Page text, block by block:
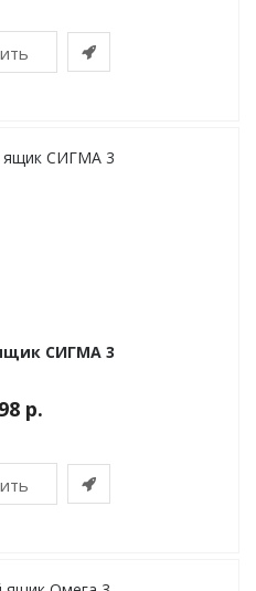
СИГМА 3
р.